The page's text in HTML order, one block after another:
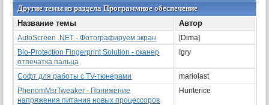
Другие темы из раздела Программное обеспечение
Название темы
Автор
AutoScreen .NET - Фотографируем экран
[Dima]
Bio-Protection Fingerprint Solution - сканер
отпечатка пальца
Igry
Софт для работы с TV-тюнерами
mariolast
PhenomMsrTweaker - Понижение
напряжения питания новых процессоров
Hunterice